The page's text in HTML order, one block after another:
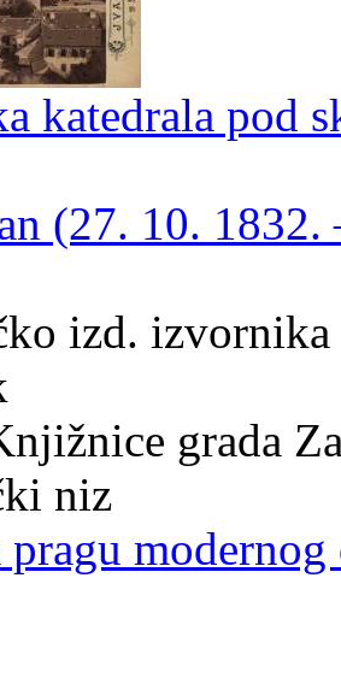
katedrala pod
(27. 10. 1832.
izd.
grada
niz
pragu modernog